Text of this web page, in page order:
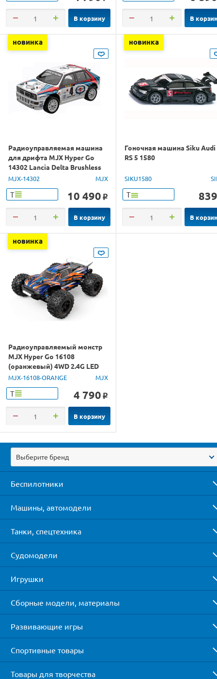
В корзину В
новинка
Радиоуправляемая машина
для дрифта MJX Hyper Go
14302 Lancia Delta Brushless
4WD 2.4G LED 1/14 RTR
MJX-14302 MJX
Т 10 490 o
В корзину
новинка
Гоночная машина Siku Audi
RS 5 1580
SIKU1580
Т 839
В
новинка
Радиоуправляемый монстр
MJX Hyper Go 16108
(оранжевый) 4WD 2.4G LED
1/16 RTR
MJX-16108-ORANGE MJX
Т 4 790 o
В корзину
Выберите бренд
Беспилотники
Машины, автомодели
Танки, спецтехника
Судомодели
Игрушки
Сборные модели, материалы
Развивающие игры
Спортивные товары
Товары для творчества